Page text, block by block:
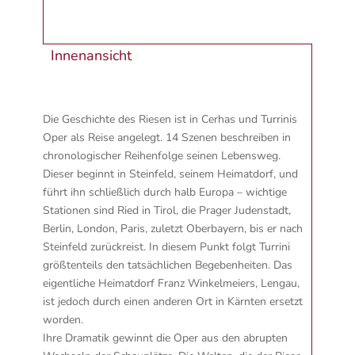
Innenansicht
Die Geschichte des Riesen ist in Cerhas und Turrinis
Oper als Reise angelegt. 14 Szenen beschreiben in
chronologischer Reihenfolge seinen Lebensweg.
Dieser beginnt in Steinfeld, seinem Heimatdorf, und
führt ihn schließlich durch halb Europa – wichtige
Stationen sind Ried in Tirol, die Prager Judenstadt,
Berlin, London, Paris, zuletzt Oberbayern, bis er nach
Steinfeld zurückreist. In diesem Punkt folgt Turrini
größtenteils den tatsächlichen Begebenheiten. Das
eigentliche Heimatdorf Franz Winkelmeiers, Lengau,
ist jedoch durch einen anderen Ort in Kärnten ersetzt
worden.
Ihre Dramatik gewinnt die Oper aus den abrupten